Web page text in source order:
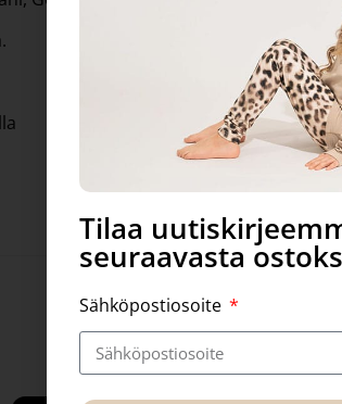
Tilaa
seuraavasta
Sähköpostiosoite